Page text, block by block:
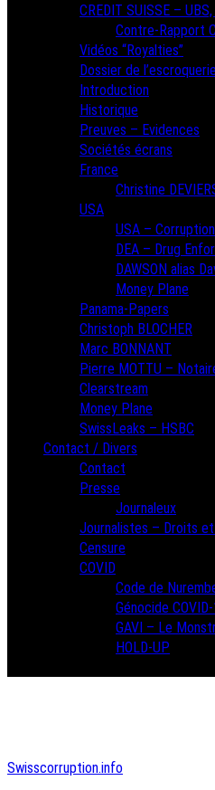
CREDIT SUISSE –
Contre-Rapport
Vidéos “Royalties”
Dossier de
Introduction
Historique
Preuves – Evidences
Sociétés écrans
France
Christine
USA
USA – Corruption
DEA – Drug
DAWSON alias
Money Plane
Panama-Papers
Christoph BLOCHER
Marc BONNANT
Pierre MOTTU –
Clearstream
Money Plane
SwissLeaks – HSBC
Contact / Divers
Contact
Presse
Journaleux
Journalistes – Droits
Censure
COVID
Code de
Génocide
GAVI – Le
HOLD-UP
Swisscorruption.info